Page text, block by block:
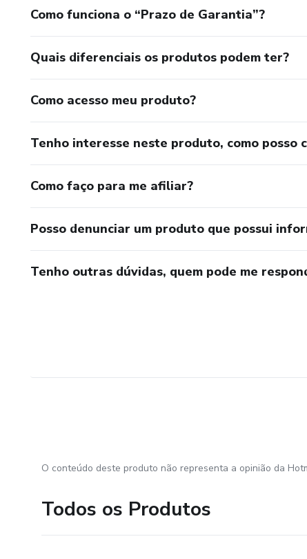
Como funciona o “Prazo de Garantia”?
Quais diferenciais os produtos podem ter?
Como acesso meu produto?
Tenho interesse neste produto, como posso
Como faço para me afiliar?
Posso denunciar um produto que possui
Tenho outras dúvidas, quem pode me
O conteúdo deste produto não representa a opinião da
Todos os Produtos